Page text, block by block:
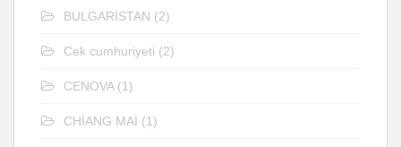
BULGARİSTAN (2)
Cek cumhuriyeti (2)
CENOVA(1)
CHİANG MAİ (1)